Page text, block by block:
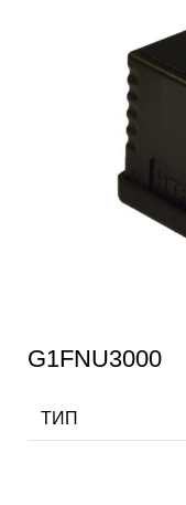
G1FNU3000
ТИП